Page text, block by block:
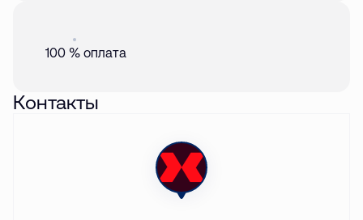
100 % оплата
Контакты